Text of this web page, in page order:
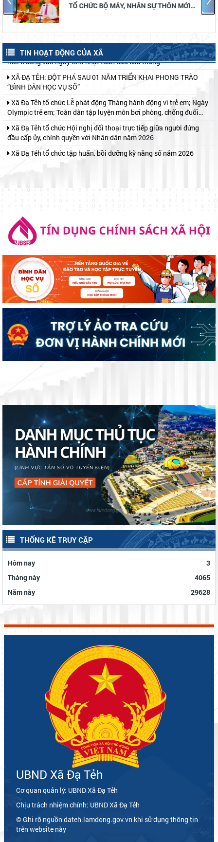
2026 – 2031
TIN HOẠT ĐỘNG CỦA XÃ
Xã Đạ Tẻh tổ chức Lễ phát động hưởng ứng Phong trào thi đua
“Toàn dân chung tay bảo vệ môi trường, vì một Việt Nam xanh -
sạch - đẹp”; Ngày ASEAN phòng, chống sốt xuất huyết năm 2026
và Chiến dịch Mùa hè số cùng VneID
Các Thôn trên địa bàn xã Đạ Tẻh duy trì công tác ra quân vệ sinh
môi trường vào ngày Chủ nhật tuần đầu của tháng
XÃ ĐẠ TẺH: ĐỘT PHÁ SAU 01 NĂM TRIỂN KHAI PHONG TRÀO
“BÌNH DÂN HỌC VỤ SỐ”
Xã Đạ Tẻh tổ chức Lễ phát động Tháng hành động vì trẻ em; Ngày
Olympic trẻ em; Toàn dân tập luyện môn bơi phòng, chống đuối
nước và Khai mạc hoạt động hè năm 2026
Xã Đạ Tẻh tổ chức Hội nghị đối thoại trực tiếp giữa người đứng
đầu cấp ủy, chính quyền với Nhân dân năm 2026
Xã Đạ Tẻh tổ chức tập huấn, bồi dưỡng kỹ năng số năm 2026
Lãnh đạo xã Đạ Tẻh thăm, chúc mừng Đại lễ Phật đản năm 2026
Khối thi đua số 2 tổ chức ký kết giao ước thi đua năm 2026
THÁNG 7
TỔ CHỨC GẶP MẶT, TẶNG QUÀ NGƯỜI CÓ CÔNG NHÂN DỊP KỶ
NIỆM 79 NĂM NGÀY THƯƠNG BINH - LIỆT SĨ
UỐNG NƯỚC NHỚ NGUỒN – ĐỜI ĐỜI GHI NHỚ CÔNG ƠN CÁC
ANH HÙNG LIỆT SĨ
ĐẢNG ỦY CƠ SỞ CÁC CƠ QUAN ĐẢNG XÃ ĐẠ TẺH TỔ CHỨC
THĂM HỎI, TẶNG QUÀ GIA ĐÌNH CHÍNH SÁCH NHÂN KỶ NIỆM 79
NĂM NGÀY THƯƠNG BINH - LIỆT SĨ
ĐOÀN CÔNG TÁC TỈNH LÂM ĐỒNG THĂM, TẶNG QUÀ NGƯỜI CÓ
CÔNG VỚI CÁCH MẠNG NHÂN DỊP KỶ NIỆM 79 NĂM NGÀY
THƯƠNG BINH - LIỆT SĨ (27/7/1947 - 27/7/2026)
UỶ BAN MTTQ VIỆT NAM XÃ ĐẠ TẺH SƠ KẾT CÔNG TÁC MẶT
TRẬN VÀ CÁC TỔ CHỨC CHÍNH TRỊ - XÃ HỘI 6 THÁNG ĐẦU NĂM
2026
XÃ ĐẠ TẺH TRIỂN KHAI CÔNG TÁC BẦU CỬ TRƯỞNG THÔN
NHIỆM KỲ 2026 – 2031, GÓP PHẦN KIỆN TOÀN TỔ CHỨC Ở CƠ
SỞ, NÂNG CAO HIỆU LỰC, HIỆU QUẢ QUẢN LÝ HÀNH CHÍNH
Xã Đạ Tẻh sơ kết công tác kiểm soát thủ tục hành chính, thực hiện
cơ chế một cửa và chính sách BHXH, BHYT 6 tháng đầu năm 2026
và phương hướng nhiệm 6 tháng cuối năm 2026
VÀ CÁC QUYẾT ĐỊNH VỀ TỔ CHỨC BỘ MÁY, NHÂN SỰ THÔN MỚI
TRÊN ĐỊA BÀN XÃ.
KHÓA II, NHIỆM KỲ 2026 – 2031
viên giỏi tỉnh Lâm Đồng năm 2026.
mạng
“Toàn dân chung tay bảo vệ môi trường, vì một Việt Nam xanh -
sạch - đẹp”; Ngày ASEAN phòng, chống sốt xuất huyết năm 2026
và Chiến dịch Mùa hè số cùng VneID
môi trường vào ngày Chủ nhật tuần đầu của tháng
XÃ ĐẠ TẺH: ĐỘT PHÁ SAU 01 NĂM TRIỂN KHAI PHONG TRÀO
“BÌNH DÂN HỌC VỤ SỐ”
Xã Đạ Tẻh tổ chức Lễ phát động Tháng hành động vì trẻ em; Ngày
nước và Khai mạc hoạt động hè năm 2026
đầu cấp ủy, chính quyền với Nhân dân năm 2026
Lãnh đạo xã Đạ Tẻh thăm, chúc mừng Đại lễ Phật đản năm 2026
Khối thi đua số 2 tổ chức ký kết giao ước thi đua năm 2026